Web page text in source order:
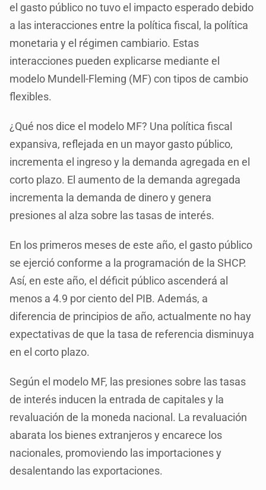
el gasto público no tuvo el impacto esperado debido
a las interacciones entre la política fiscal, la política
monetaria y el régimen cambiario. Estas
interacciones pueden explicarse mediante el
modelo Mundell-Fleming (MF) con tipos de cambio
flexibles.
¿Qué nos dice el modelo MF? Una política fiscal
expansiva, reflejada en un mayor gasto público,
incrementa el ingreso y la demanda agregada en el
corto plazo. El aumento de la demanda agregada
incrementa la demanda de dinero y genera
presiones al alza sobre las tasas de interés.
En los primeros meses de este año, el gasto público
se ejerció conforme a la programación de la SHCP.
Así, en este año, el déficit público ascenderá al
menos a 4.9 por ciento del PIB. Además, a
diferencia de principios de año, actualmente no hay
expectativas de que la tasa de referencia disminuya
en el corto plazo.
Según el modelo MF, las presiones sobre las tasas
de interés inducen la entrada de capitales y la
revaluación de la moneda nacional. La revaluación
abarata los bienes extranjeros y encarece los
nacionales, promoviendo las importaciones y
desalentando las exportaciones.